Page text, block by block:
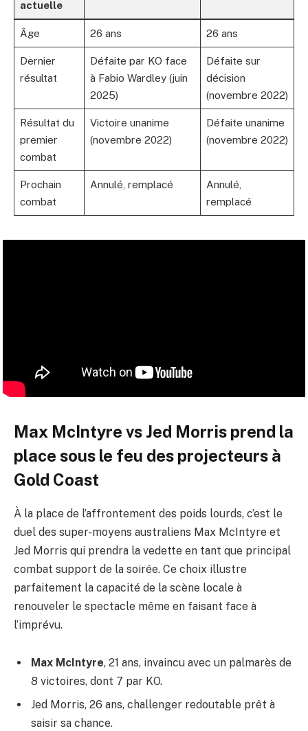
actuelle
Âge 26 ans 26 ans
Dernier
résultat
Défaite par KO face
à Fabio Wardley (juin
2025)
Défaite sur
décision
(novembre 2022)
Résultat du
premier
combat
Victoire unanime
(novembre 2022)
Défaite unanime
(novembre 2022)
Prochain
combat
Annulé, remplacé
Annulé,
remplacé
Max McIntyre vs Jed Morris prend la
place sous le feu des projecteurs à
Gold Coast
À la place de l’affrontement des poids lourds, c’est le
duel des super-moyens australiens Max McIntyre et
Jed Morris qui prendra la vedette en tant que principal
combat support de la soirée. Ce choix illustre
parfaitement la capacité de la scène locale à
renouveler le spectacle même en faisant face à
l’imprévu.
Max McIntyre, 21 ans, invaincu avec un palmarès de
8 victoires, dont 7 par KO.
Jed Morris, 26 ans, challenger redoutable prêt à
saisir sa chance.